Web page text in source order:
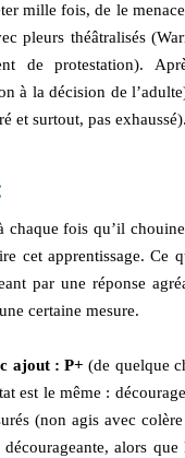
mille fois, de le
pleurs théâtralisés
de protestation).
à la décision de
et surtout, pas exhaussé).
fois qu’il
cet apprentissage.
par une réponse
certaine mesure.
ajout : P+ (de quelque
est le même :
(non agis avec
alors